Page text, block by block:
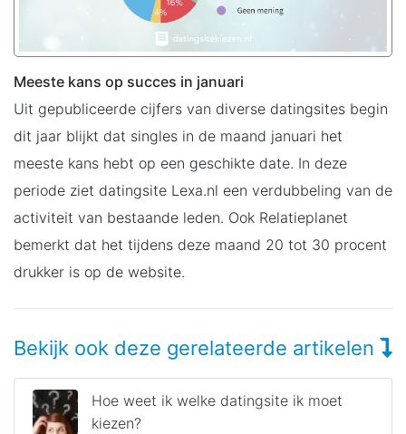
Meeste kans op succes in januari
Uit gepubliceerde cijfers van diverse datingsites begin
dit jaar blijkt dat singles in de maand januari het
meeste kans hebt op een geschikte date. In deze
periode ziet datingsite Lexa.nl een verdubbeling van de
activiteit van bestaande leden. Ook Relatieplanet
bemerkt dat het tijdens deze maand 20 tot 30 procent
drukker is op de website.
Bekijk ook deze gerelateerde artikelen
Hoe weet ik welke datingsite ik moet
kiezen?